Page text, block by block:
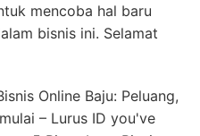
mencoba hal baru
bisnis ini. Selamat
Online Baju: Peluang,
– Lurus ID you've